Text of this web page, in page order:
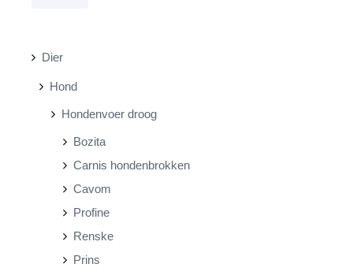
Dier
Hond
Hondenvoer droog
Bozita
Carnis hondenbrokken
Cavom
Profine
Renske
Prins